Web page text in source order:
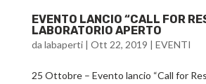
EVENTO LANCIO “CALL FOR
LABORATORIO APERTO
da labaperti| Ott 22, 2019 | EVENTI
25 Ottobre – Evento lancio “Call for